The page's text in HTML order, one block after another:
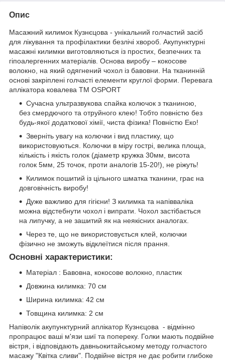
Опис
Масажний килимок Кузнєцова - унікальний голчастий засіб
для лікування та профілактики безлічі хвороб. Акупунктурні
масажні килимки виготовляються із простих, безпечних та
гіпоалергенних матеріалів. Основа виробу – кокосове
волокно, на який одягнений чохол із бавовни. На тканинній
основі закріплені голчасті елементи круглої форми. Перевага
аплікатора ковалева TM OSPORT
Сучасна ультразвукова спайка колючок з тканиною,
без смердючого та отруйного клею! Тобто повністю без
будь-якої додаткової хімії, чиста фізика! Повністю Еко!
Зверніть увагу на колючки і вид пластику, що
використовуються. Колючки в міру гострі, велика площа,
кількість і якість голок (діаметр кружка 30мм, висота
голок 5мм, 25 точок, проти аналогів 15-20!), не ріжуть!
Килимок пошитий із цільного шматка тканини, грає на
довговічність виробу!
Дуже важливо для гігієни! З килимка та напівваліка
можна відстебнути чохол і випрати. Чохол застібається
на липучку, а не зашитий як на неякісних аналогах.
Через те, що не використовується клей, колючки
фізично не зможуть відклеїтися після прання.
Основні характеристики:
Матеріал : Бавовна, кокосове волокно, пластик
Довжина килимка: 70 см
Ширина килимка: 42 см
Товщина килимка: 2 см
Напіволік акупунктурний аплікатор Кузнєцова - відмінно
пропрацює ваші м'язи шиї та попереку. Голки мають подвійне
вістря, і відповідають давньокитайському методу голчастого
масажу "Квітка сливи". Подвійне вістря не дає робити глибоке